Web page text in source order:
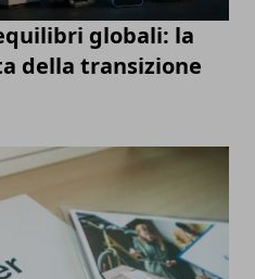
globali: la
della transizione